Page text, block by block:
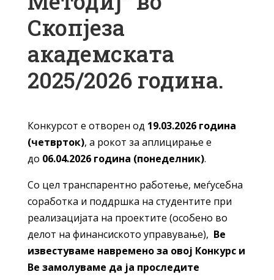
Скопјеза
академската
2025/2026 година.
Конкурсот е отворен од 19.03.2026 година
(четврток), а рокот за аплицирање е
до 06.04.2026 година (понеделник).
Со цел транспарентно работење, меѓусебна
соработка и поддршка на студентите при
реализацијата на проектите (особено во
делот на финансиското управување), Ве
известуваме навремено за овој Конкурс и
Ве замолуваме да ја проследите